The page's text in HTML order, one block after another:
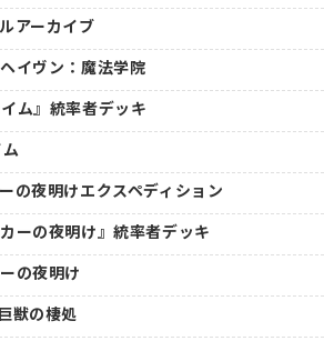
アーカイブ
イヴン：魔法学院
ム』統率者デッキ
の夜明けエクスペディション
ーの夜明け』統率者デッキ
の夜明け
獣の棲処